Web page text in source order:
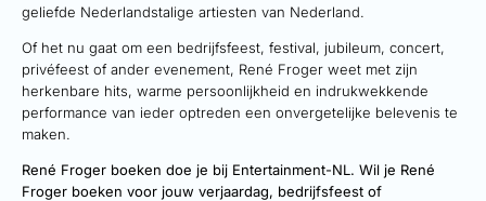
geliefde Nederlandstalige artiesten van Nederland.
Of het nu gaat om een bedrijfsfeest, festival, jubileum, concert,
privéfeest of ander evenement, René Froger weet met zijn
herkenbare hits, warme persoonlijkheid en indrukwekkende
performance van ieder optreden een onvergetelijke belevenis te
maken.
René Froger boeken doe je bij Entertainment-NL. Wil je René
Froger boeken voor jouw verjaardag, bedrijfsfeest of